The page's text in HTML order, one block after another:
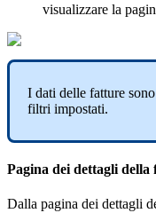
visualizzare la
I dati delle fatture sono
filtri impostati.
Pagina dei dettagli della
Dalla pagina dei dettagli